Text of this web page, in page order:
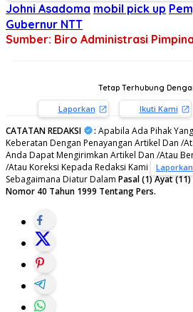
Johni Asadoma mobil pick up
Gubernur NTT
Sumber: Biro Administrasi
Tetap Terhubung
Laporkan Ikuti Kami
CATATAN REDAKSI : Apabila Ada Pihak
Keberatan Dengan Penayangan Artikel Dan /
Anda Dapat Mengirimkan Artikel Dan /Atau
/Atau Koreksi Kepada Redaksi Kami
Laporkan
Sebagaimana Diatur Dalam Pasal (1) Ayat
Nomor 40 Tahun 1999 Tentang Pers.